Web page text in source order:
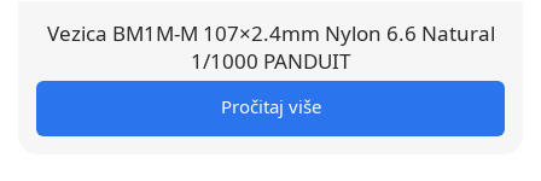
Vezica BM1M-M 107×2.4mm Nylon 6.6 Natural
1/1000 PANDUIT
Pročitaj više